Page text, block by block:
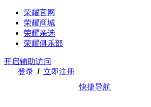
荣耀官网
荣耀商城
荣耀亲选
荣耀俱乐部
开启辅助访问
登录 / 立即注册
快捷导航